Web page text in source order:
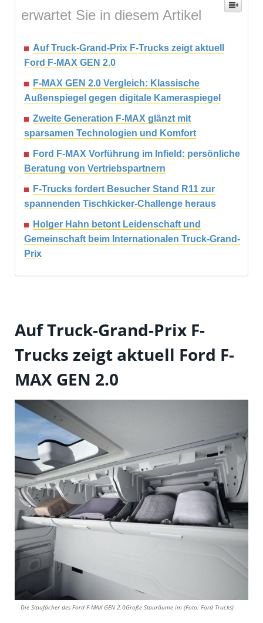
erwartet Sie in diesem Artikel
Auf Truck-Grand-Prix F-Trucks zeigt aktuell
Ford F-MAX GEN 2.0
F-MAX GEN 2.0 Vergleich: Klassische
Außenspiegel gegen digitale Kameraspiegel
Zweite Generation F-MAX glänzt mit
sparsamen Technologien und Komfort
Ford F-MAX Vorführung im Infield: persönliche
Beratung von Vertriebspartnern
F-Trucks fordert Besucher Stand R11 zur
spannenden Tischkicker-Challenge heraus
Holger Hahn betont Leidenschaft und
Gemeinschaft beim Internationalen Truck-Grand-
Prix
Auf Truck-Grand-Prix F-
Trucks zeigt aktuell Ford F-
MAX GEN 2.0
Die Staufächer des Ford F-MAX GEN 2.0Große Stauräume im (Foto: Ford Trucks)